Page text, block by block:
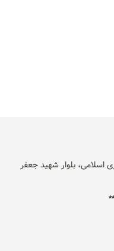
بلوار جمهوری اسلامی، بلوار شهید جعفر